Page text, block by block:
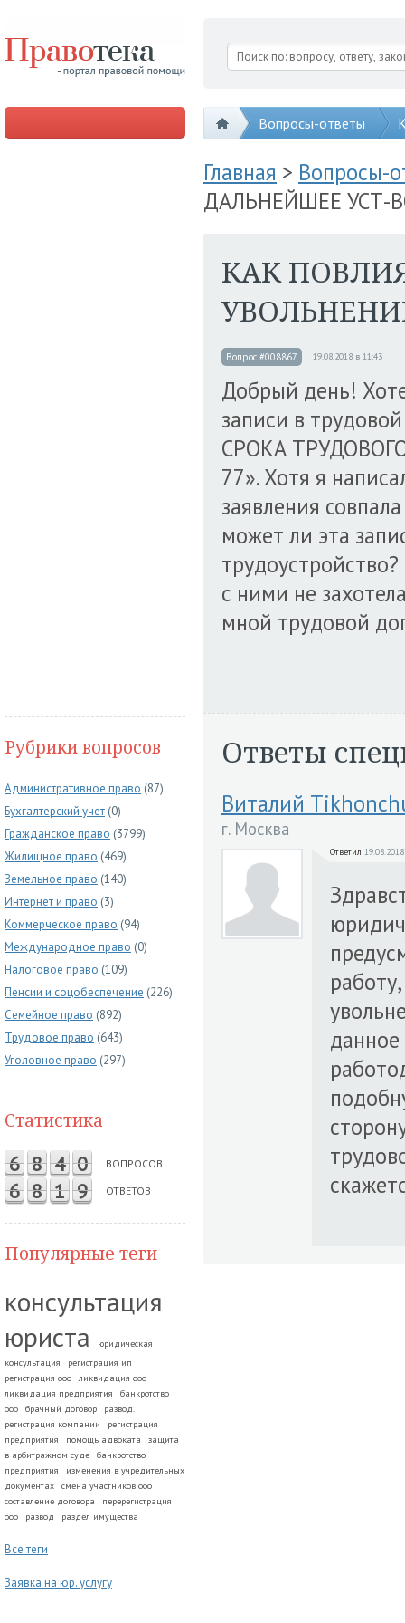
Вопросы-ответы
Рубрики вопросов
Административное право (87)
Бухгалтерский учет (0)
Гражданское право (3799)
Жилищное право (469)
Земельное право (140)
Интернет и право (3)
Коммерческое право (94)
Международное право (0)
Налоговое право (109)
Пенсии и соцобеспечение (226)
Семейное право (892)
Трудовое право (643)
Уголовное право (297)
Статистика
6 8 4 0 ВОПРОСОВ
6 8 1 9 ОТВЕТОВ
Популярные теги
консультация
юриста
юридическая
консультация
регистрация ип
регистрация ооо
ликвидация ооо
ликвидация предприятия
банкротство
ооо
брачный договор
развод.
регистрация компании
регистрация
предприятия
помощь адвоката
защита
в арбитражном суде
банкротство
предприятия
изменения в учредительных
документах
смена участников ооо
составление договора
перерегистрация
ооо
развод раздел имущества
Все теги
Заявка на юр. услугу
Главная > Вопросы-
ДАЛЬНЕЙШЕЕ УСТ-
КАК
Вопрос #008867 19.08.2018 в 11:43
Добрый день!
записи в
СРОКА
77». Хотя я
заявления
может ли эта
с ними не
мной трудовой
Ответы
Виталий
г. Москва
Ответил